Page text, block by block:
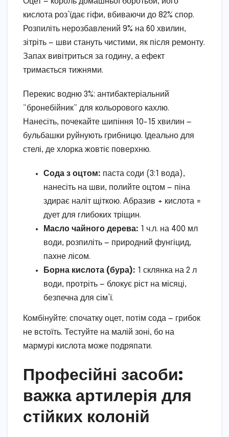
кислота роз’їдає гіфи, вбиваючи до 82% спор.
Розпиліть нерозбавлений 9% на 60 хвилин,
зітріть — шви стануть чистими, як після ремонту.
Запах вивітриться за годину, а ефект
тримається тижнями.
Перекис водню 3%: антибактеріальний
“бронебійник” для кольорового кахлю.
Нанесіть, почекайте шипіння 10-15 хвилин —
бульбашки руйнують грибницю. Ідеально для
стелі, де хлорка жовтіє поверхню.
Сода з оцтом: паста соди (3:1 вода),
нанесіть на шви, полийте оцтом — піна
здирає наліт щіткою. Абразив + кислота =
дует для глибоких тріщин.
Масло чайного дерева: 1 ч.л. на 400 мл
води, розпиліть — природний фунгіцид,
пахне лісом.
Борна кислота (бура): 1 склянка на 2 л
води, протріть — блокує ріст на місяці,
безпечна для сім’ї.
Комбінуйте: спочатку оцет, потім сода — грибок
не встоїть. Тестуйте на малій зоні, бо на
мармурі кислота може подряпати.
Професійні засоби:
важка артилерія для
стійких колоній